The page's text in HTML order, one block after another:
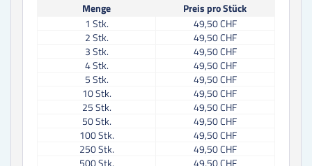
Menge
Preis pro Stück
1 Stk.
49,50 CHF
2Stk.
49,50 CHF
3Stk.
49,50 CHF
4Stk.
49,50 CHF
5Stk.
49,50 CHF
10Stk.
49,50 CHF
25Stk.
49,50 CHF
50Stk.
49,50 CHF
100Stk.
49,50 CHF
250Stk.
49,50 CHF
500Stk. 49,50 CHF